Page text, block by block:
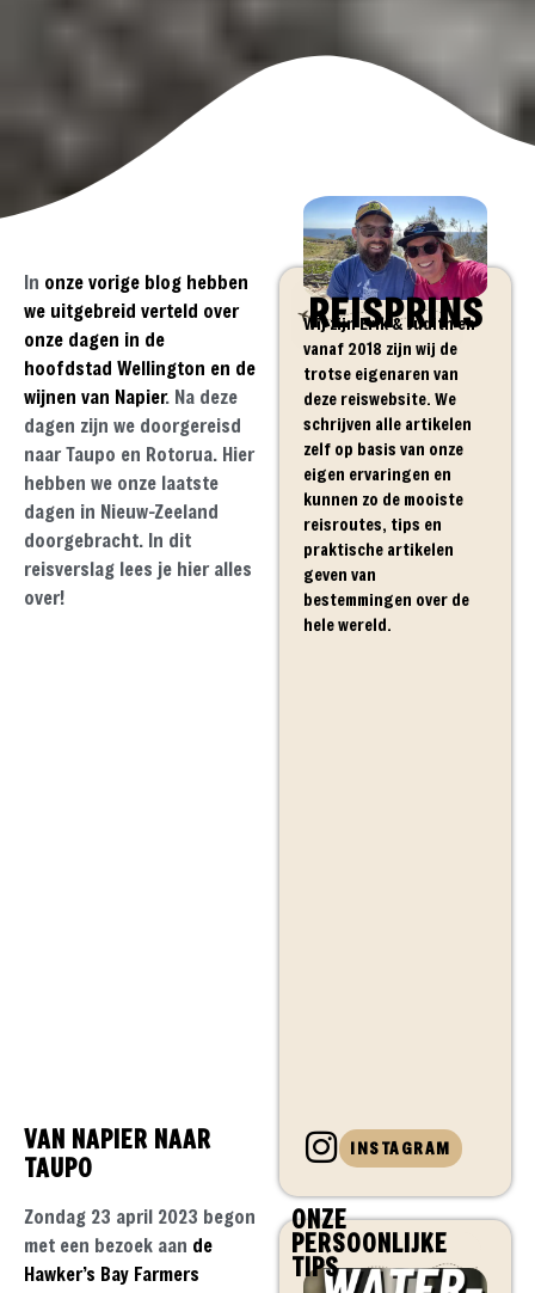
In onze vorige blog hebben
we uitgebreid verteld over
onze dagen in de
hoofdstad Wellington en de
wijnen van Napier. Na deze
dagen zijn we doorgereisd
naar Taupo en Rotorua. Hier
hebben we onze laatste
dagen in Nieuw-Zeeland
doorgebracht. In dit
reisverslag lees je hier alles
over!
VAN NAPIER NAAR
TAUPO
Zondag 23 april 2023 begon
met een bezoek aan de
Hawker’s Bay Farmers
REISPRINS
Wij zijn Erik & Judith en
vanaf 2018 zijn wij de
trotse eigenaren van
deze reiswebsite. We
schrijven alle artikelen
zelf op basis van onze
eigen ervaringen en
kunnen zo de mooiste
reisroutes, tips en
praktische artikelen
geven van
bestemmingen over de
hele wereld.
INSTAGRAM
ONZE
PERSOONLIJKE
TIPS